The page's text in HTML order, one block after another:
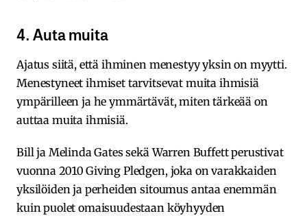
4. Auta muita
Ajatus siitä, että ihminen menestyy yksin on myytti.
Menestyneet ihmiset tarvitsevat muita ihmisiä
ympärilleen ja he ymmärtävät, miten tärkeää on
auttaa muita ihmisiä.
Bill ja Melinda Gates sekä Warren Buffett perustivat
vuonna 2010 Giving Pledgen, joka on varakkaiden
yksilöiden ja perheiden sitoumus antaa enemmän
kuin puolet omaisuudestaan köyhyyden